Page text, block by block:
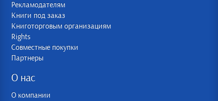
Рекламодателям
Книги под заказ
Книготорговым организациям
Rights
Совместные покупки
Партнеры
О нас
О компании